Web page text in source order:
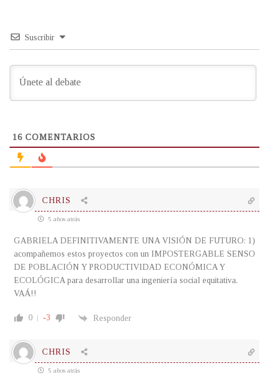
Suscribir
16 COMENTARIOS
CHRIS
5 años atrás
GABRIELA DEFINITIVAMENTE UNA VISIÓN DE FUTURO: 1)
acompañemos estos proyectos con un IMPOSTERGABLE SENSO
DE POBLACIÓN Y PRODUCTIVIDAD ECONÓMICA Y
ECOLÓGICA para desarrollar una ingeniería social equitativa.
VAÁ!!
0 -3 Responder
CHRIS
5 años atrás